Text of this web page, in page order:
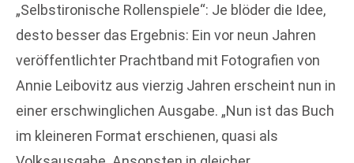
„Selbstironische Rollenspiele“: Je blöder die Idee,
desto besser das Ergebnis: Ein vor neun Jahren
veröffentlichter Prachtband mit Fotografien von
Annie Leibovitz aus vierzig Jahren erscheint nun in
einer erschwinglichen Ausgabe. „Nun ist das Buch
im kleineren Format erschienen, quasi als